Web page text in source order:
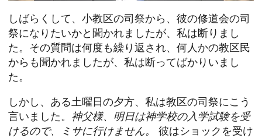
しばらくして、小教区の司祭から、彼の修道会の司
祭になりたいかと聞かれましたが、私は断りまし
た。その質問は何度も繰り返され、何人かの教区民
からも聞かれましたが、私は断ってばかりいまし
た。
しかし、ある土曜日の夕方、私は教区の司祭にこう
言いました。 神父様、明日は神学校の入学試験を受
けるので、ミサに行けません。
彼はショックを受け